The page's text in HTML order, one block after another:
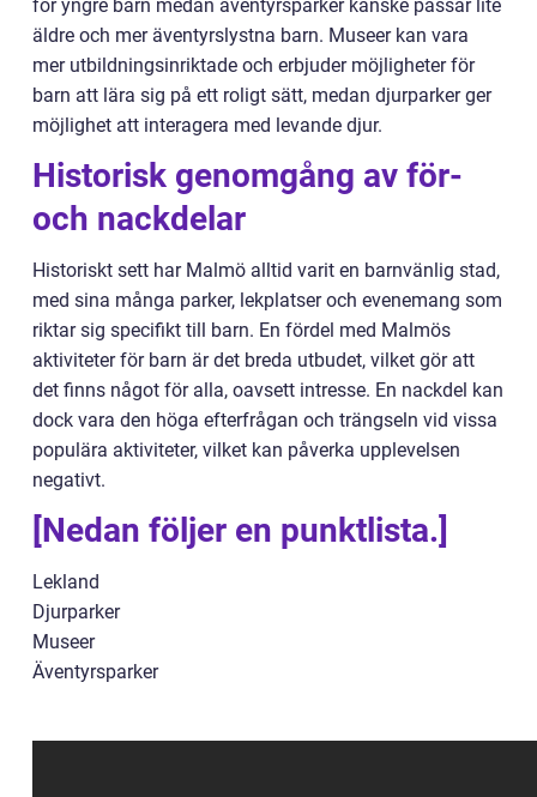
för yngre barn medan äventyrsparker kanske passar lite
äldre och mer äventyrslystna barn. Museer kan vara
mer utbildningsinriktade och erbjuder möjligheter för
barn att lära sig på ett roligt sätt, medan djurparker ger
möjlighet att interagera med levande djur.
Historisk genomgång av för-
och nackdelar
Historiskt sett har Malmö alltid varit en barnvänlig stad,
med sina många parker, lekplatser och evenemang som
riktar sig specifikt till barn. En fördel med Malmös
aktiviteter för barn är det breda utbudet, vilket gör att
det finns något för alla, oavsett intresse. En nackdel kan
dock vara den höga efterfrågan och trängseln vid vissa
populära aktiviteter, vilket kan påverka upplevelsen
negativt.
[Nedan följer en punktlista.]
Lekland
Djurparker
Museer
Äventyrsparker